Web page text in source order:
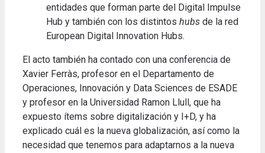
entidades que forman parte del Digital Impulse
Hub y también con los distintos hubs de la red
European Digital Innovation Hubs.
El acto también ha contado con una conferencia de
Xavier Ferràs, profesor en el Departamento de
Operaciones, Innovación y Data Sciences de ESADE
y profesor en la Universidad Ramon Llull, que ha
expuesto ítems sobre digitalización y I+D, y ha
explicado cuál es la nueva globalización, así como la
necesidad que tenemos para adaptarnos a la nueva